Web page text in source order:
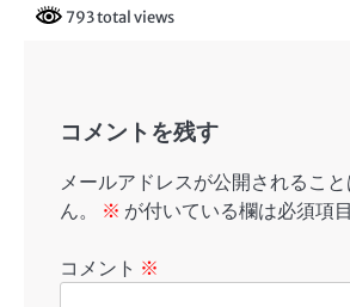
793 total views
コメントを残す
メールアドレスが公開されるこ
ん。
※ が付いている欄は必須項
コメント ※